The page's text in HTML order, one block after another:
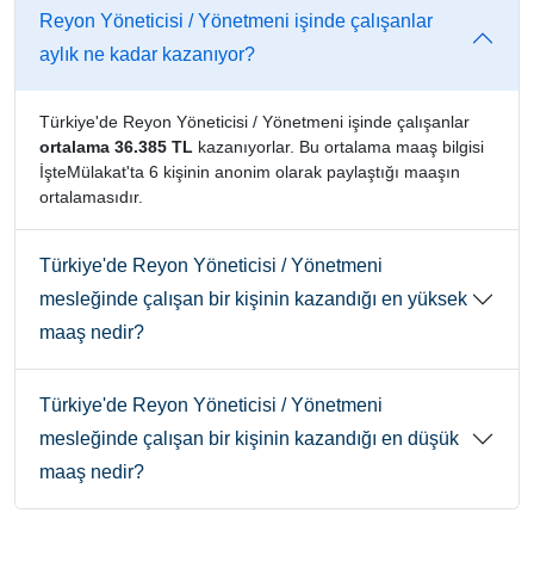
Reyon Yöneticisi / Yönetmeni işinde çalışanlar
aylık ne kadar kazanıyor?
Türkiye'de Reyon Yöneticisi / Yönetmeni işinde çalışanlar
ortalama 36.385 TL kazanıyorlar. Bu ortalama maaş bilgisi
İşteMülakat'ta 6 kişinin anonim olarak paylaştığı maaşın
ortalamasıdır.
Türkiye'de Reyon Yöneticisi / Yönetmeni
mesleğinde çalışan bir kişinin kazandığı en yüksek
maaş nedir?
Türkiye'de Reyon Yöneticisi / Yönetmeni
mesleğinde çalışan bir kişinin kazandığı en düşük
maaş nedir?